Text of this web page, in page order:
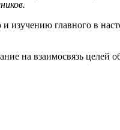
изучению главного в
на взаимосвязь целей